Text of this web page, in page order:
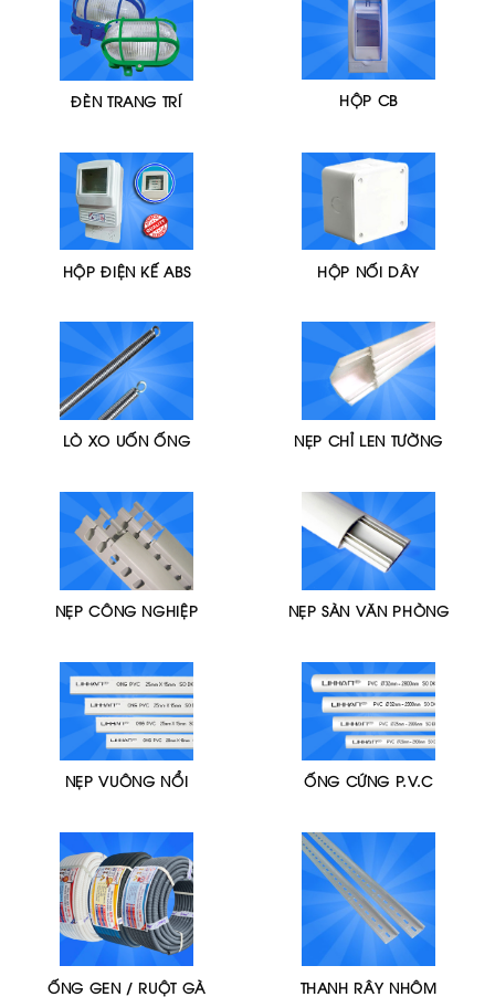
ĐÈN TRANG TRÍ HỘP CB
HỘP ĐIỆN KẾ ABS HỘP NỐI DÂY
LÒ XO UỐN ỐNG NẸP CHỈ LEN TƯỜNG
NẸP CÔNG NGHIỆP NẸP SÀN VĂN PHÒNG
NẸP VUÔNG NỔI ỐNG CỨNG P.V.C
ỐNG GEN / RUỘT GÀ THANH RÂY NHÔM